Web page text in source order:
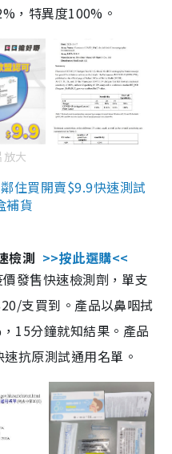
，特異度100%。
放大
住買開賣$9.9快速測試
補貨
檢測 >>按此選購<<
發售快速檢測劑，單支
支買到。產品以鼻咽拭
15分鐘就知結果。產品
抗原測試通用名單。